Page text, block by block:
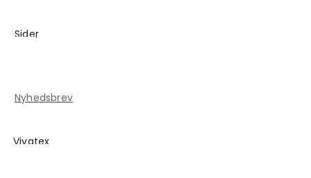
Sider
Nyhedsbrev
Vivatex